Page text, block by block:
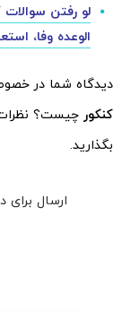
لو رفتن سوالات
الوعده وفا،
دیدگاه شما در
کنکور چیست؟
بگذارید.
ارسال برای